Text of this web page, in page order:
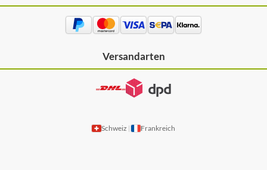
Versandarten
Schweiz | Frankreich